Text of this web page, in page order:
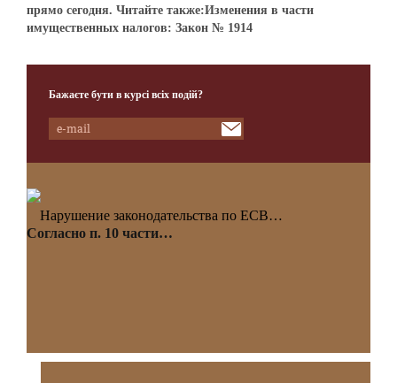
прямо сегодня. Читайте также:Изменения в части
имущественных налогов: Закон № 1914
Бажаєте бути в курсі всіх подій?
Нарушение законодательства по ЕСВ…
Согласно п. 10 части…